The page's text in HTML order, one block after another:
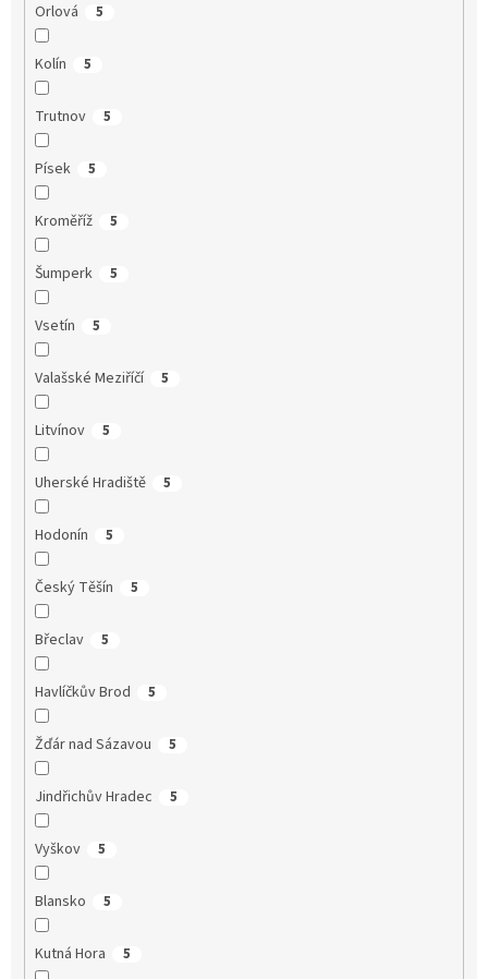
Orlová 5
Kolín 5
Trutnov 5
Písek 5
Kroměříž 5
Šumperk 5
Vsetín 5
Valašské Meziříčí 5
Litvínov 5
Uherské Hradiště 5
Hodonín 5
Český Těšín 5
Břeclav 5
Havlíčkův Brod 5
Žďár nad Sázavou 5
Jindřichův Hradec 5
Vyškov 5
Blansko 5
Kutná Hora 5